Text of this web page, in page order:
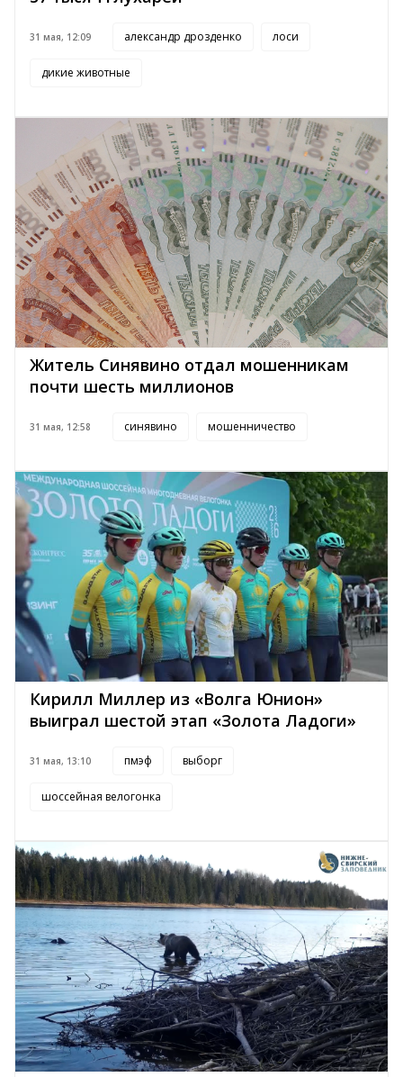
31 мая, 12:09 александр дрозденко лоси
дикие животные
Житель Синявино отдал мошенникам
почти шесть миллионов
31 мая, 12:58 синявино мошенничество
Кирилл Миллер из «Волга Юнион»
выиграл шестой этап «Золота Ладоги»
31 мая, 13:10 пмэф выборг
шоссейная велогонка